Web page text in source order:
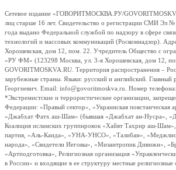
Сетевое издание «ГОВОРИТМОСКВА.РУ/
лиц старше 16 лет. Свидетельство о регистрации СМИ Эл
года выдано Федеральной службой по надзору в сфере
технологий и массовых коммуникаций (Роскомнадзор).
Хорошевская, дом 12, пом. 22. Учредитель Общество с
«РУ ФМ» (123298 Москва, ул. 3-я Хорошевская, дом 12,
GOVORITMOSKVA.RU. Территория распространения –
зарубежные страны. Языки: русский и английский. Главный
Георгиевич. Email: info@govoritmoskva.ru. Номер
*Экстремистские и террористические организации,
Федерации: «Правый сектор», «Украинская
«Джабхат Фатх аш-Шам» (бывшая «Джабхат ан-Нусра»,
Коалиция исламских группировок «Хайят Тахрир аш-
партия, «Аль-Каида», «УНА-УНСО», «Талибан», «Меджлис
народа», «Свидетели Иеговы», «Мизантропик Дивижн»,
«Артподготовка», Религиозная организация
в России» и входящие в ее структуру местные религиозные